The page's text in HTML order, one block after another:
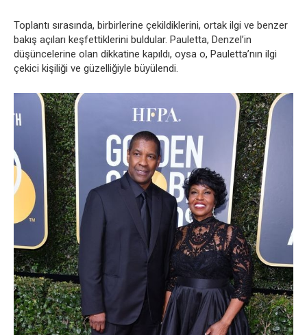
Toplantı sırasında, birbirlerine çekildiklerini, ortak ilgi ve benzer
bakış açıları keşfettiklerini buldular. Pauletta, Denzel’in
düşüncelerine olan dikkatine kapıldı, oysa o, Pauletta’nın ilgi
çekici kişiliği ve güzelliğiyle büyülendi.